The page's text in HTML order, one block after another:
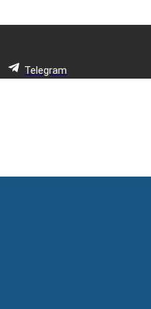
Telegram